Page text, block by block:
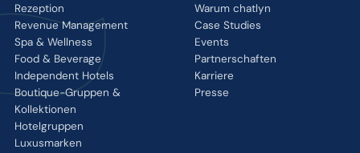
Rezeption
Revenue Management
Spa & Wellness
Food & Beverage
Independent Hotels
Boutique-Gruppen &
Kollektionen
Hotelgruppen
Luxusmarken
Warum chatlyn
Case Studies
Events
Partnerschaften
Karriere
Presse